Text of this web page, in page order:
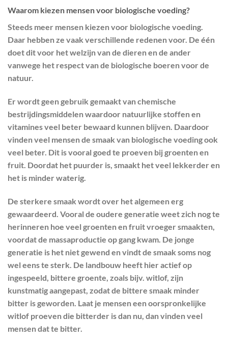
Waarom kiezen mensen voor biologische voeding?
Steeds meer mensen kiezen voor biologische voeding.
Daar hebben ze vaak verschillende redenen voor. De één
doet dit voor het welzijn van de dieren en de ander
vanwege het respect van de biologische boeren voor de
natuur.
Er wordt geen gebruik gemaakt van chemische
bestrijdingsmiddelen waardoor natuurlijke stoffen en
vitamines veel beter bewaard kunnen blijven. Daardoor
vinden veel mensen de smaak van biologische voeding ook
veel beter. Dit is vooral goed te proeven bij groenten en
fruit. Doordat het puurder is, smaakt het veel lekkerder en
het is minder waterig.
De sterkere smaak wordt over het algemeen erg
gewaardeerd. Vooral de oudere generatie weet zich nog te
herinneren hoe veel groenten en fruit vroeger smaakten,
voordat de massaproductie op gang kwam. De jonge
generatie is het niet gewend en vindt de smaak soms nog
wel eens te sterk. De landbouw heeft hier actief op
ingespeeld, bittere groente, zoals bijv. witlof, zijn
kunstmatig aangepast, zodat de bittere smaak minder
bitter is geworden. Laat je mensen een oorspronkelijke
witlof proeven die bitterder is dan nu, dan vinden veel
mensen dat te bitter.